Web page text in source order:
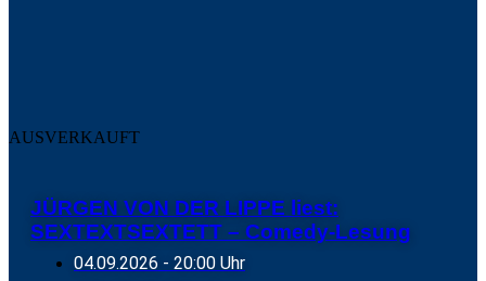
AUSVERKAUFT
JÜRGEN VON DER LIPPE liest:
SEXTEXTSEXTETT – Comedy-Lesung
04.09.2026 - 20:00 Uhr